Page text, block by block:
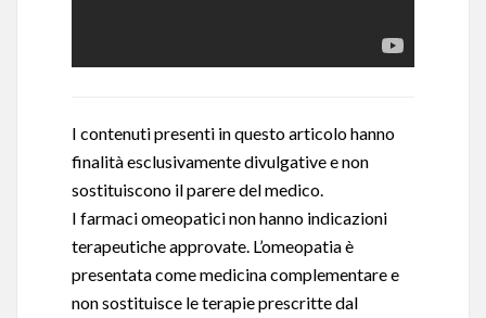
I contenuti presenti in questo articolo hanno
finalità esclusivamente divulgative e non
sostituiscono il parere del medico.
I farmaci omeopatici non hanno indicazioni
terapeutiche approvate. L’omeopatia è
presentata come medicina complementare e
non sostituisce le terapie prescritte dal